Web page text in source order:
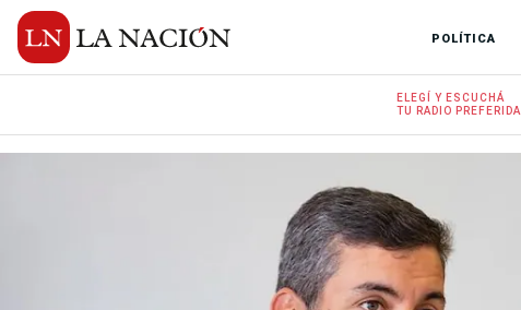
POLÍTICA
ELEGÍ Y ESCUCHÁ
TU RADIO PREFERIDA